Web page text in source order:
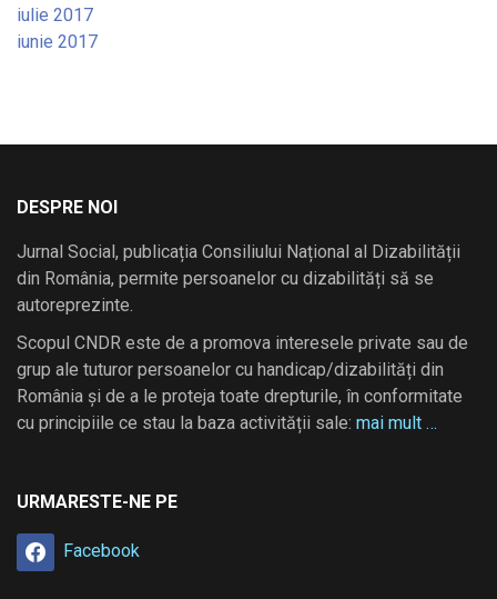
iulie 2017
iunie 2017
DESPRE NOI
Jurnal Social, publicația Consiliului Național al Dizabilității
din România, permite persoanelor cu dizabilități să se
autoreprezinte.
Scopul CNDR este de a promova interesele private sau de
grup ale tuturor persoanelor cu handicap/dizabilități din
România și de a le proteja toate drepturile, în conformitate
cu principiile ce stau la baza activității sale: mai mult …
URMARESTE-NE PE
Facebook